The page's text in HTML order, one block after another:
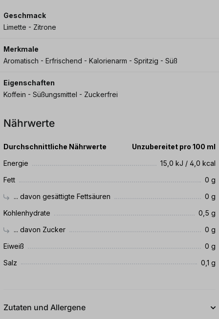
Geschmack
Limette - Zitrone
Merkmale
Aromatisch - Erfrischend - Kalorienarm - Spritzig - Süß
Eigenschaften
Koffein - Süßungsmittel - Zuckerfrei
Nährwerte
Durchschnittliche Nährwerte
Unzubereitet pro 100 ml
Energie
15,0 kJ / 4,0 kcal
Fett
0 g
... davon gesättigte Fettsäuren
0 g
Kohlenhydrate
0,5 g
... davon Zucker
0 g
Eiweiß
0 g
Salz
0,1 g
Zutaten und Allergene